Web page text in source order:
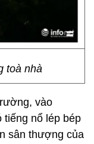
toà nhà
vào
tiếng nổ lép bép
sân thượng của